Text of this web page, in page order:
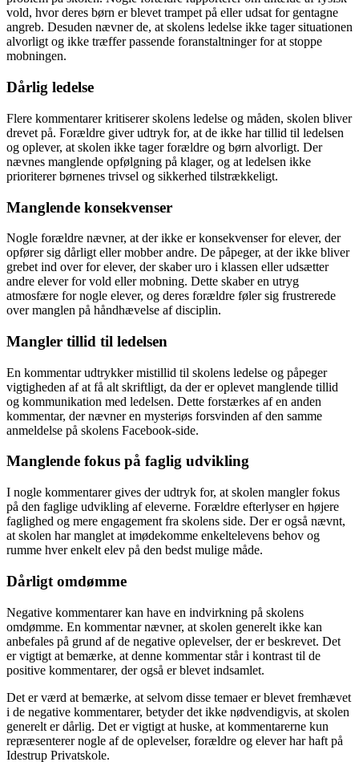
vold, hvor deres børn er blevet trampet på eller udsat for gentagne
angreb. Desuden nævner de, at skolens ledelse ikke tager situationen
alvorligt og ikke træffer passende foranstaltninger for at stoppe
mobningen.
Dårlig ledelse
Flere kommentarer kritiserer skolens ledelse og måden, skolen bliver
drevet på. Forældre giver udtryk for, at de ikke har tillid til ledelsen
og oplever, at skolen ikke tager forældre og børn alvorligt. Der
nævnes manglende opfølgning på klager, og at ledelsen ikke
prioriterer børnenes trivsel og sikkerhed tilstrækkeligt.
Manglende konsekvenser
Nogle forældre nævner, at der ikke er konsekvenser for elever, der
opfører sig dårligt eller mobber andre. De påpeger, at der ikke bliver
grebet ind over for elever, der skaber uro i klassen eller udsætter
andre elever for vold eller mobning. Dette skaber en utryg
atmosfære for nogle elever, og deres forældre føler sig frustrerede
over manglen på håndhævelse af disciplin.
Mangler tillid til ledelsen
En kommentar udtrykker mistillid til skolens ledelse og påpeger
vigtigheden af at få alt skriftligt, da der er oplevet manglende tillid
og kommunikation med ledelsen. Dette forstærkes af en anden
kommentar, der nævner en mysteriøs forsvinden af den samme
anmeldelse på skolens Facebook-side.
Manglende fokus på faglig udvikling
I nogle kommentarer gives der udtryk for, at skolen mangler fokus
på den faglige udvikling af eleverne. Forældre efterlyser en højere
faglighed og mere engagement fra skolens side. Der er også nævnt,
at skolen har manglet at imødekomme enkeltelevens behov og
rumme hver enkelt elev på den bedst mulige måde.
Dårligt omdømme
Negative kommentarer kan have en indvirkning på skolens
omdømme. En kommentar nævner, at skolen generelt ikke kan
anbefales på grund af de negative oplevelser, der er beskrevet. Det
er vigtigt at bemærke, at denne kommentar står i kontrast til de
positive kommentarer, der også er blevet indsamlet.
Det er værd at bemærke, at selvom disse temaer er blevet fremhævet
i de negative kommentarer, betyder det ikke nødvendigvis, at skolen
generelt er dårlig. Det er vigtigt at huske, at kommentarerne kun
repræsenterer nogle af de oplevelser, forældre og elever har haft på
Idestrup Privatskole.